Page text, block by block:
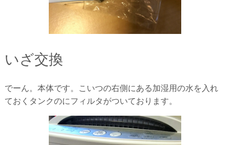
いざ交換
でーん。本体です。こいつの右側にある加湿用の水を入れ
ておくタンクのにフィルタがついております。